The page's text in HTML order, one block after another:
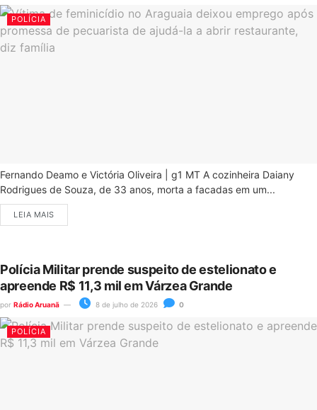
POLÍCIA
Fernando Deamo e Victória Oliveira | g1 MT A cozinheira Daiany
Rodrigues de Souza, de 33 anos, morta a facadas em um...
LEIA MAIS
Polícia Militar prende suspeito de estelionato e
apreende R$ 11,3 mil em Várzea Grande
por Rádio Aruanã 8 de julho de 2026 0
POLÍCIA